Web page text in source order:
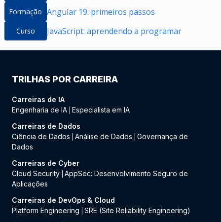
Formação Angular 19: primeiros passos
Curso JavaScript: aprendendo a programar
TRILHAS POR CARREIRA
Carreiras de IA
Engenharia de IA Especialista em IA
Carreiras de Dados
Ciência de Dados
Análise de Dados
Governança de
Dados
Carreiras de Cyber
Cloud Security AppSec: Desenvolvimento Seguro de
Aplicações
Carreiras de DevOps & Cloud
Platform Engineering
SRE (Site Reliability Engineering)